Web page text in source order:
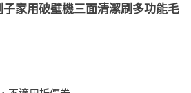
家用破壁機三面清潔刷多功能毛